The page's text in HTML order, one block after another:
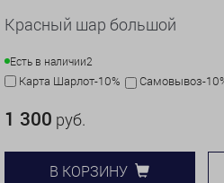
Красный шар большой
Есть в наличии2
Карта Шарлот-10% Самовывоз-
1 300 руб.
В КОРЗИНУ